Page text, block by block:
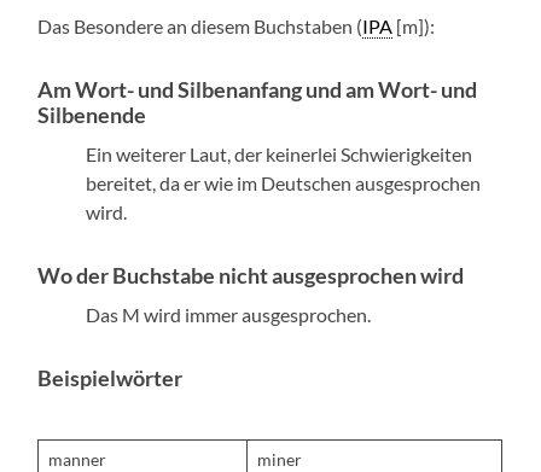
Das Beson­dere an diesem Buch­staben (IPA [m]):
Am Wort- und Silbenanfang und am Wort- und
Silbenende
Ein weit­er­er Laut, der kein­er­lei Schwierigkeit­en
bere­it­et, da er wie im Deutschen aus­ge­sprochen
wird.
Wo der Buchstabe nicht ausgesprochen wird
Das M wird immer aus­ge­sprochen.
Beispielwörter
man­ner
min­er